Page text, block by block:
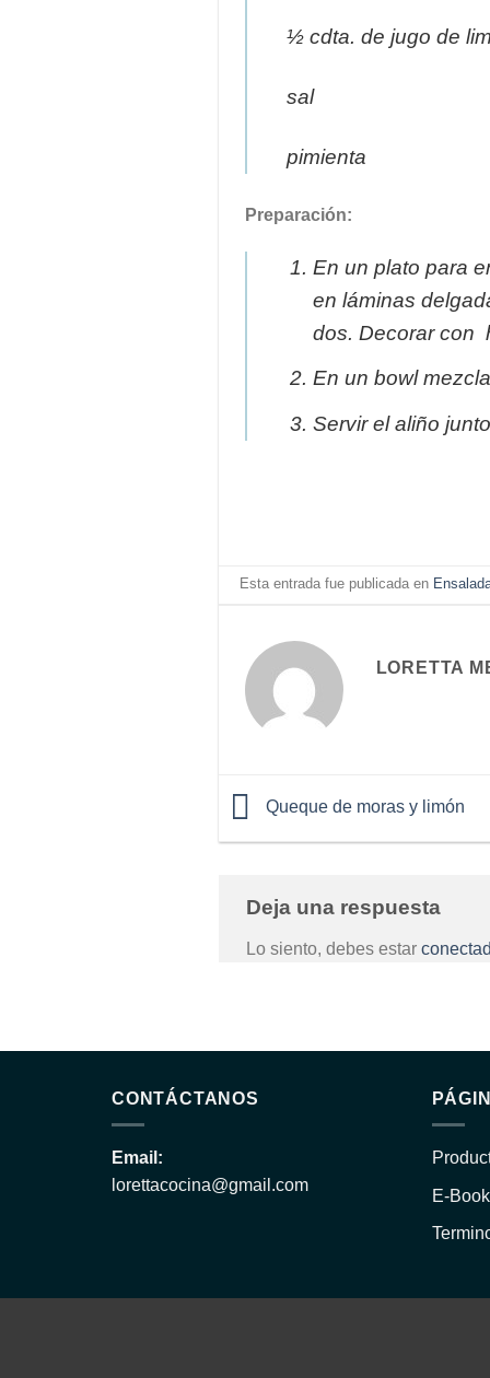
½ cdta. de jugo de
sal
pimienta
Preparación:
En un plato para
en láminas
dos. Decorar con
En un bowl
Servir el aliño
Esta entrada fue publicada en
LORETTA
Queque de moras y limón
Deja una respuesta
Lo siento, debes estar
CONTÁCTANOS
Email:
lorettacocina@gmail.com
E-